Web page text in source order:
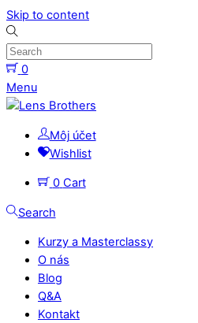
Skip to content
0
Menu
Môj účet
Wishlist
0 Cart
Search
Kurzy a Masterclassy
O nás
Blog
Q&A
Kontakt